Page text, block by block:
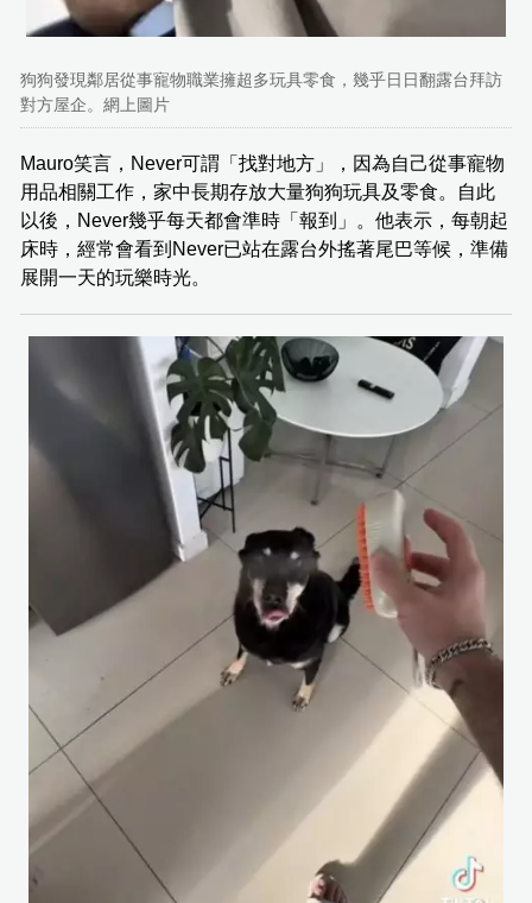
狗狗發現鄰居從事寵物職業擁超多玩具零食，幾乎日日翻露台拜訪
對方屋企。網上圖片
Mauro笑言，Never可謂「找對地方」，因為自己從事寵物
用品相關工作，家中長期存放大量狗狗玩具及零食。自此
以後，Never幾乎每天都會準時「報到」。他表示，每朝起
床時，經常會看到Never已站在露台外搖著尾巴等候，準備
展開一天的玩樂時光。